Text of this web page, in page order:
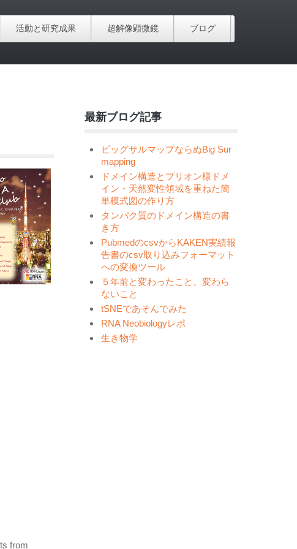
活動と研究成果 超解像顕微鏡 ブログ
from
最新ブログ記事
ビッグサルマップならぬBig Sur
mapping
ドメイン構造とプリオン様ドメ
イン・天然変性領域を重ねた簡
単模式図の作り方
タンパク質のドメイン構造の書
き方
PubmedのcsvからKAKEN実績報
告書のcsv取り込みフォーマット
への変換ツール
５年前と変わったこと、変わら
ないこと
tSNEであそんでみた
RNA Neobiologyレポ
生き物学